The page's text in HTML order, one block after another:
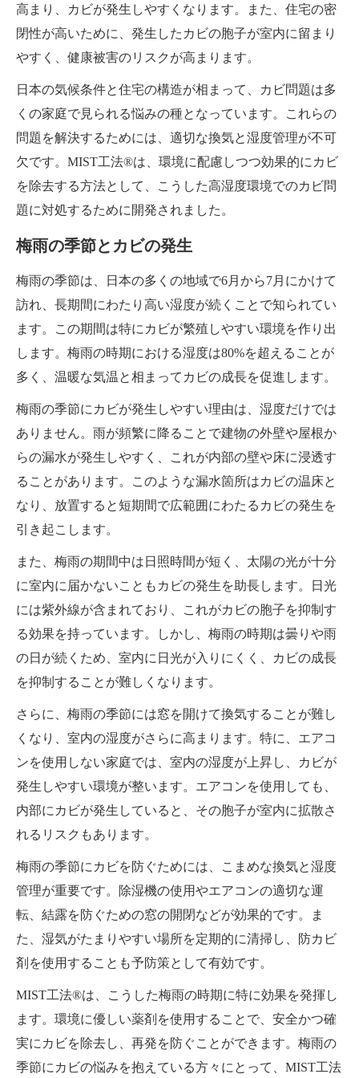
高まり、カビが発生しやすくなります。また、住宅の密
閉性が高いために、発生したカビの胞子が室内に留まり
やすく、健康被害のリスクが高まります。
日本の気候条件と住宅の構造が相まって、カビ問題は多
くの家庭で見られる悩みの種となっています。これらの
問題を解決するためには、適切な換気と湿度管理が不可
欠です。MIST工法®は、環境に配慮しつつ効果的にカビ
を除去する方法として、こうした高湿度環境でのカビ問
題に対処するために開発されました。
梅雨の季節とカビの発生
梅雨の季節は、日本の多くの地域で6月から7月にかけて
訪れ、長期間にわたり高い湿度が続くことで知られてい
ます。この期間は特にカビが繁殖しやすい環境を作り出
します。梅雨の時期における湿度は80%を超えることが
多く、温暖な気温と相まってカビの成長を促進します。
梅雨の季節にカビが発生しやすい理由は、湿度だけでは
ありません。雨が頻繁に降ることで建物の外壁や屋根か
らの漏水が発生しやすく、これが内部の壁や床に浸透す
ることがあります。このような漏水箇所はカビの温床と
なり、放置すると短期間で広範囲にわたるカビの発生を
引き起こします。
また、梅雨の期間中は日照時間が短く、太陽の光が十分
に室内に届かないこともカビの発生を助長します。日光
には紫外線が含まれており、これがカビの胞子を抑制す
る効果を持っています。しかし、梅雨の時期は曇りや雨
の日が続くため、室内に日光が入りにくく、カビの成長
を抑制することが難しくなります。
さらに、梅雨の季節には窓を開けて換気することが難し
くなり、室内の湿度がさらに高まります。特に、エアコ
ンを使用しない家庭では、室内の湿度が上昇し、カビが
発生しやすい環境が整います。エアコンを使用しても、
内部にカビが発生していると、その胞子が室内に拡散さ
れるリスクもあります。
梅雨の季節にカビを防ぐためには、こまめな換気と湿度
管理が重要です。除湿機の使用やエアコンの適切な運
転、結露を防ぐための窓の開閉などが効果的です。ま
た、湿気がたまりやすい場所を定期的に清掃し、防カビ
剤を使用することも予防策として有効です。
MIST工法®は、こうした梅雨の時期に特に効果を発揮し
ます。環境に優しい薬剤を使用することで、安全かつ確
実にカビを除去し、再発を防ぐことができます。梅雨の
季節にカビの悩みを抱えている方々にとって、MIST工法